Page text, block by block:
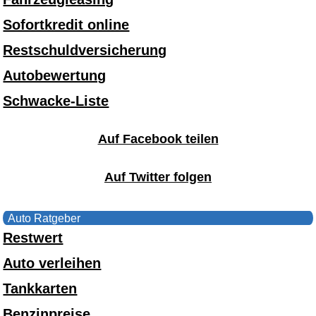
Sofortkredit online
Restschuldversicherung
Autobewertung
Schwacke-Liste
Auf Facebook teilen
Auf Twitter folgen
Auto Ratgeber
Restwert
Auto verleihen
Tankkarten